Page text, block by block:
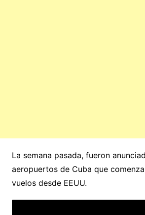
La semana pasada, fueron
aeropuertos de Cuba que
vuelos desde EEUU.